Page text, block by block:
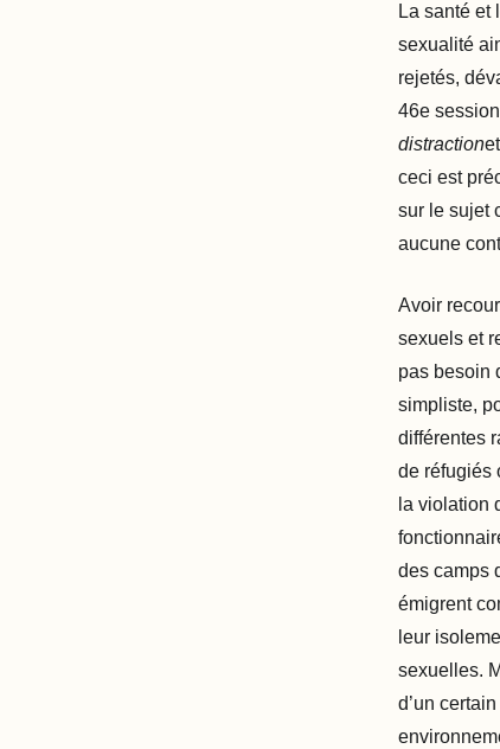
La santé et
sexualité
rejetés,
46e
distraction
ceci est
sur le sujet
aucune
Avoir
sexuels et
pas besoin
simpliste,
différentes
de réfugiés
la violation
des camps
émigrent
leur
sexuelles.
d’un